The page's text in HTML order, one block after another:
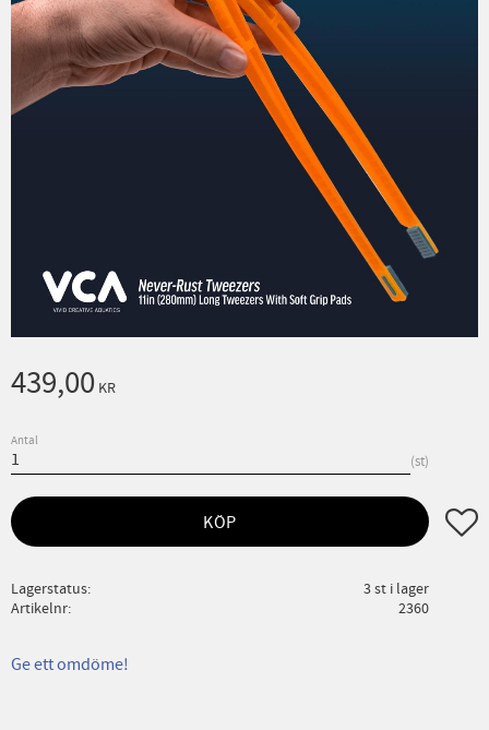
439,00 KR
Antal
st
KÖP Lägg
Lagerstatus
3 st i lager
Artikelnr
2360
Ge ett omdöme!